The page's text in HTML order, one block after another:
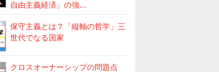
自由主義経済」の強…
保守主義とは？「縦軸の哲学」三
世代でなる国家
クロスオーナーシップの問題点